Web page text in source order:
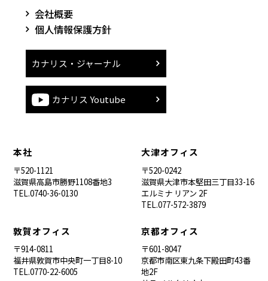
会社概要
個人情報保護方針
カナリス・ジャーナル
カナリス Youtube
本社
〒520-1121
滋賀県高島市勝野1108番地3
TEL.0740-36-0130
大津オフィス
〒520-0242
滋賀県大津市本堅田三丁目33-16
エルミナ リアン 2F
TEL.077-572-3879
敦賀オフィス
〒914-0811
福井県敦賀市中央町一丁目8-10
TEL.0770-22-6005
京都オフィス
〒601-8047
京都市南区東九条下殿田町43番
地2F